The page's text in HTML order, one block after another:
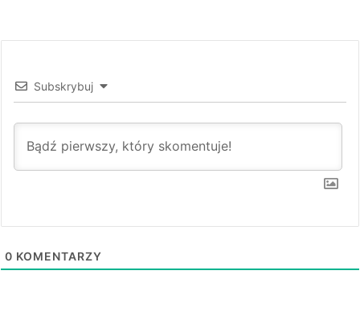
Subskrybuj
0 KOMENTARZY